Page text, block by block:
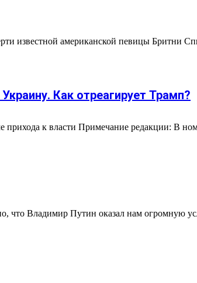
известной американской певицы Бритни
Как отреагирует Трамп?
к власти Примечание редакции: В
что Владимир Путин оказал нам огромную